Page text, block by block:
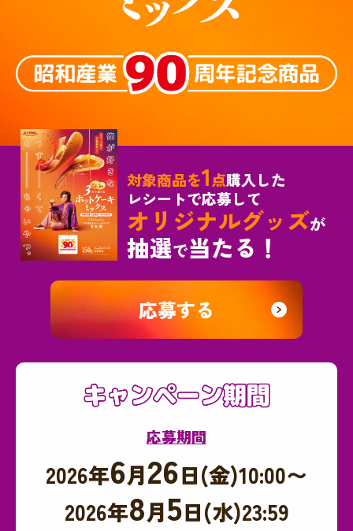
対象商品を1点購入した
レシートで応募して
オリジナルグッズが
抽選で当たる！
応募する
応募期間
2026年6月26日(金)10:00〜
2026年8月5日(水)23:59